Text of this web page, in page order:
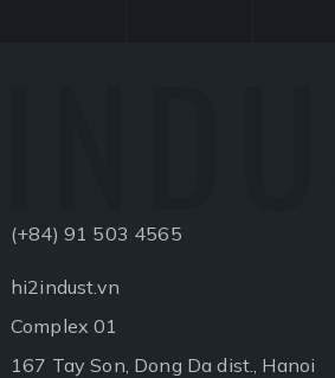
(+84) 91 503 4565
hi2indust.vn
Complex 01
167 Tay Son, Dong Da dist., Hanoi